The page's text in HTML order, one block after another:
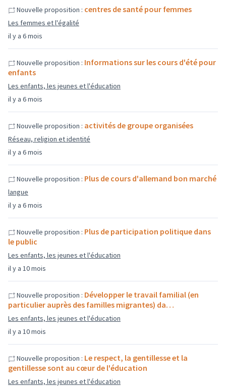
il y a 6 mois
Nouvelle proposition : centres de santé pour femmes
Les femmes et l'égalité
il y a 6 mois
Nouvelle proposition : Informations sur les cours d'été pour
enfants
Les enfants, les jeunes et l'éducation
il y a 6 mois
Nouvelle proposition : activités de groupe organisées
Réseau, religion et identité
il y a 6 mois
Nouvelle proposition : Plus de cours d'allemand bon marché
langue
il y a 10 mois
Nouvelle proposition : Plus de participation politique dans
le public
Les enfants, les jeunes et l'éducation
il y a 10 mois
Nouvelle proposition : Développer le travail familial (en
particulier auprès des familles migrantes) da…
Les enfants, les jeunes et l'éducation
Nouvelle proposition : Le respect, la gentillesse et la
gentillesse sont au cœur de l'éducation
Les enfants, les jeunes et l'éducation